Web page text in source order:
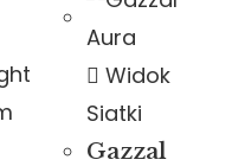
Widok
Siatki
Gazzal